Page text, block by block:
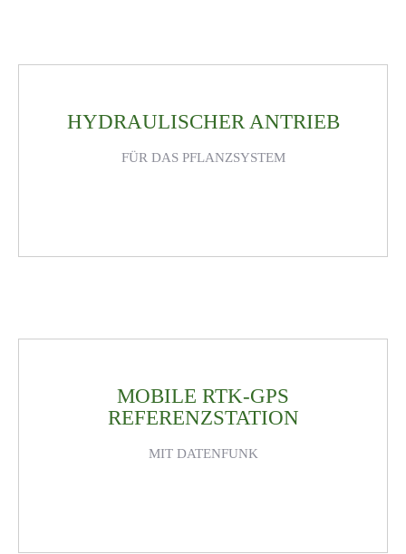
HYDRAULISCHER ANTRIEB
FÜR DAS PFLANZSYSTEM
MOBILE RTK-GPS
REFERENZSTATION
MIT DATENFUNK